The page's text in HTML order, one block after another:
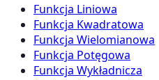
Funkcja Liniowa
Funkcja Kwadratowa
Funkcja Wielomianowa
Funkcja Potęgowa
Funkcja Wykładnicza